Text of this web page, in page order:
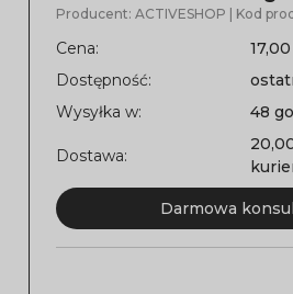
Producent: ACTIVESHOP | Kod
Cena:
17,00
Dostępność:
Wysyłka w:
48
Dostawa:
Darmowa